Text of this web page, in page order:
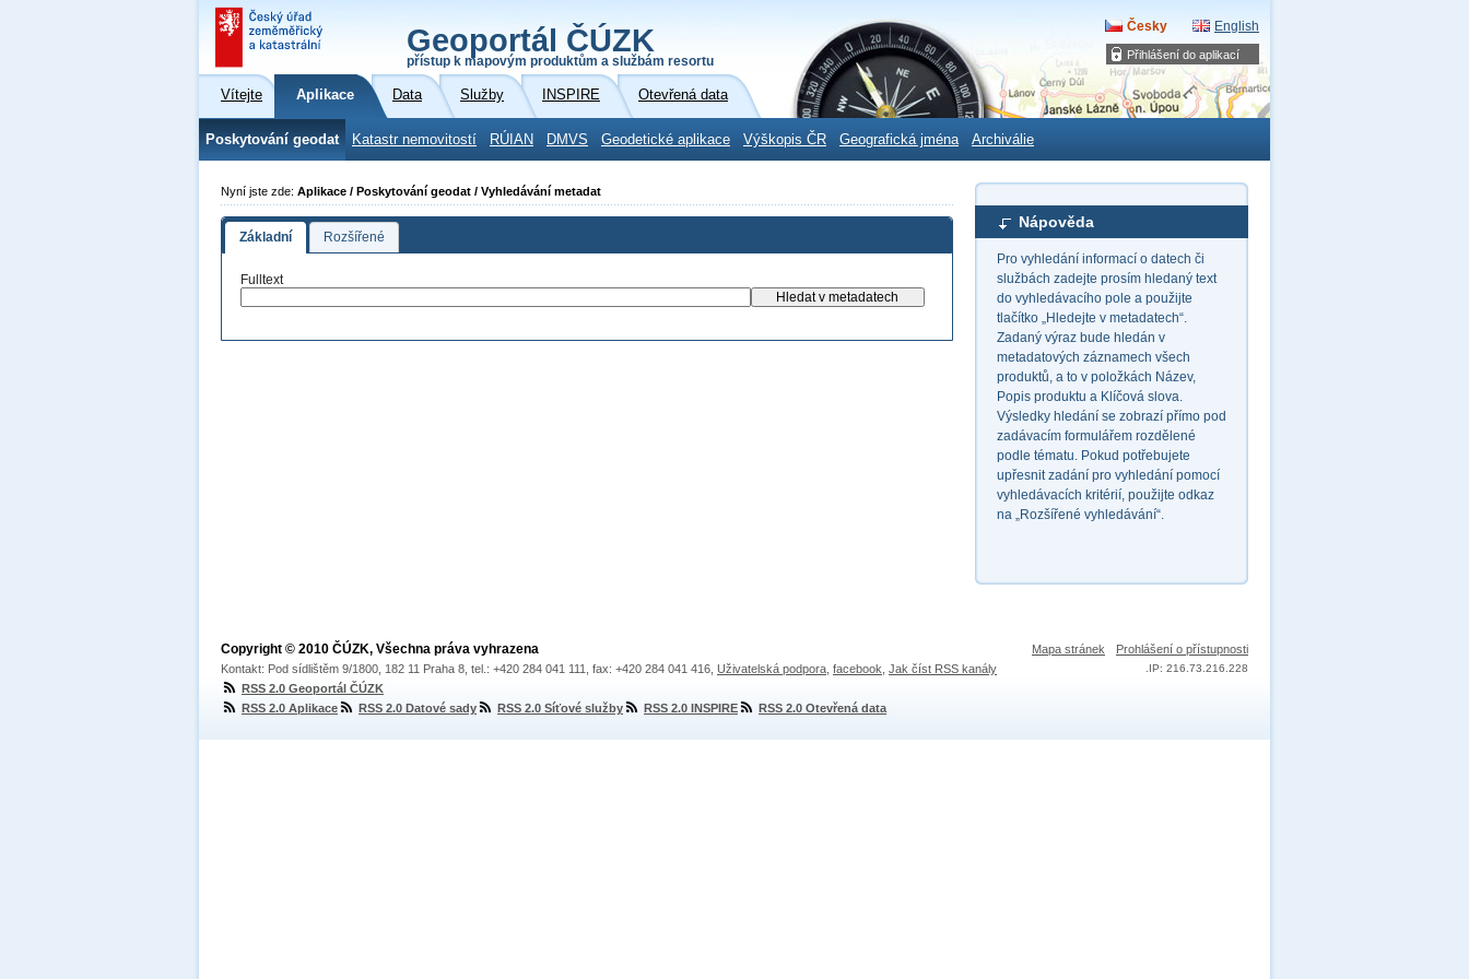
Přihlášení do aplikací
Geoportál ČÚZK
přístup k mapovým produktům a službám resortu
Česky English
Vítejte Aplikace Data Služby INSPIRE Otevřená data
Poskytování geodat Katastr nemovitostí RÚIAN DMVS Geodetické aplikace Výškopis ČR Geografická jména Archiválie
Nápověda
Pro vyhledání informací o datech či
službách zadejte prosím hledaný text
do vyhledávacího pole a použijte
tlačítko „Hledejte v metadatech“.
Zadaný výraz bude hledán v
metadatových záznamech všech
produktů, a to v položkách Název,
Popis produktu a Klíčová slova.
Výsledky hledání se zobrazí přímo pod
zadávacím formulářem rozdělené
podle tématu. Pokud potřebujete
upřesnit zadání pro vyhledání pomocí
vyhledávacích kritérií, použijte odkaz
na „Rozšířené vyhledávání“.
Nyní jste zde: Aplikace / Poskytování geodat / Vyhledávání metadat
Základní Rozšířené
Fulltext
Mapa stránek Prohlášení o přístupnosti
IP: 216.73.216.228
Copyright © 2010 ČÚZK, Všechna práva vyhrazena
Kontakt: Pod sídlištěm 9/1800, 182 11 Praha 8, tel.: +420 284 041 111, fax: +420 284 041 416, Uživatelská podpora facebook Jak číst RSS kanály
RSS 2.0 Geoportál ČÚZK
RSS 2.0 Aplikace
RSS 2.0 Datové sady RSS 2.0 Síťové služby RSS 2.0 INSPIRE RSS 2.0 Otevřená data